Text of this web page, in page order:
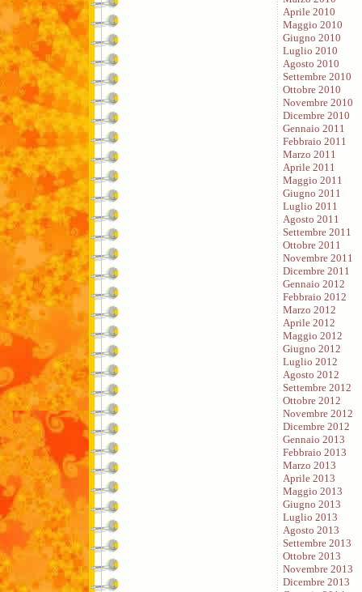
Aprile 2010
Maggio 2010
Giugno 2010
Luglio 2010
Agosto 2010
Settembre 2010
Ottobre 2010
Novembre 2010
Dicembre 2010
Gennaio 2011
Febbraio 2011
Marzo 2011
Aprile 2011
Maggio 2011
Giugno 2011
Luglio 2011
Agosto 2011
Settembre 2011
Ottobre 2011
Novembre 2011
Dicembre 2011
Gennaio 2012
Febbraio 2012
Marzo 2012
Aprile 2012
Maggio 2012
Giugno 2012
Luglio 2012
Agosto 2012
Settembre 2012
Ottobre 2012
Novembre 2012
Dicembre 2012
Gennaio 2013
Febbraio 2013
Marzo 2013
Aprile 2013
Maggio 2013
Giugno 2013
Luglio 2013
Agosto 2013
Settembre 2013
Ottobre 2013
Novembre 2013
Dicembre 2013